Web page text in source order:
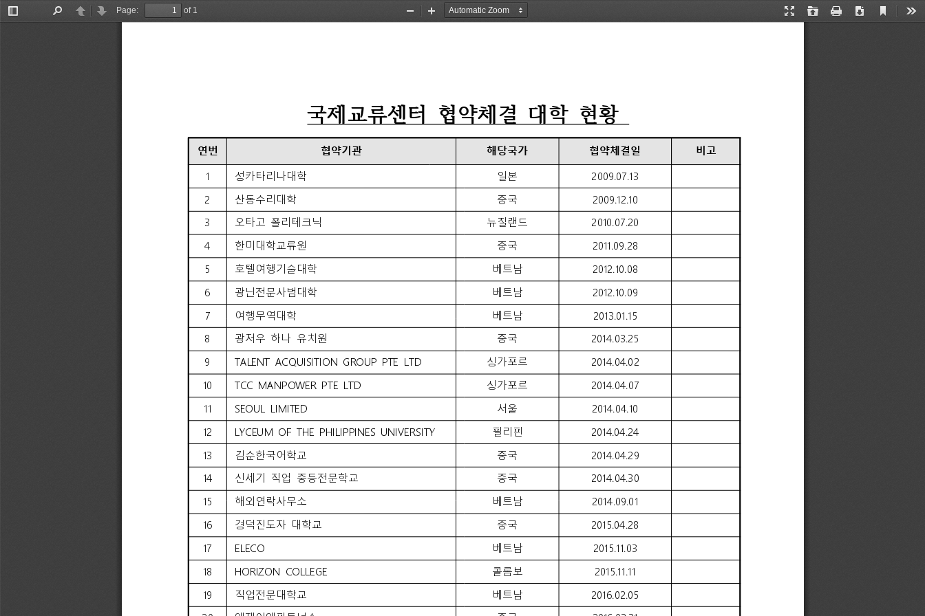
Toggle
PreviousNext
Page:
of 1
Presentation
Open Print Download
Current
Zoom
Zoom
국제교류센터 협약체결 대학 현황
연번 협약기관 해당국가 협약체결일 비고
1 성카타리나대학 일본
2009.07.13
2
산동수리대학 중국
2009.12.10
3
오타고 폴리테크닉 뉴질랜드
2010.07.20
4
한미대학교류원 중국
2011.09.28
5
호텔여행기술대학 베트남
2012.10.08
6
광닌전문사범대학 베트남
2012.10.09
7
여행무역대학 베트남
2013.01.15
8
광저우 하나 유치원 중국
2014.03.25
9
TALENT ACQUISITION GROUP PTE LTD 싱가포르
2014.04.02
10
TCC MANPOWER PTE LTD 싱가포르
2014.04.07
11
SEOUL LIMITED 서울
2014.04.10
12
LYCEUM OF THE PHILIPPINES UNIVERSITY 필리핀
2014.04.24
13
김순한국어학교 중국
2014.04.29
14
신세기 직업 중등전문학교 중국
2014.04.30
15
해외연락사무소 베트남
2014.09.01
16
경덕진도자 대학교 중국
2015.04.28
17
ELECO 베트남
2015.11.03
18
HORIZON COLLEGE 콜롬보
2015.11.11
19
직업전문대학교 베트남
2016.02.05